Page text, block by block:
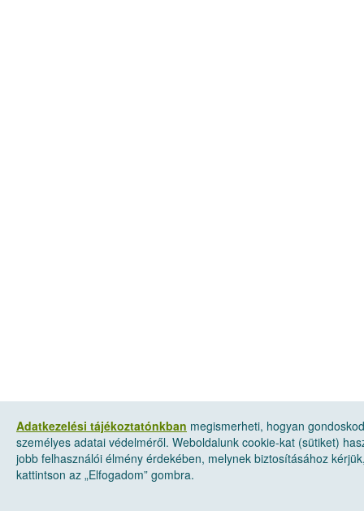
Adatkezelési tájékoztatónkban megismerheti, hogyan
személyes adatai védelméről. Weboldalunk cookie-kat (sütiket)
jobb felhasználói élmény érdekében, melynek biztosításához
kattintson az „Elfogadom” gombra.